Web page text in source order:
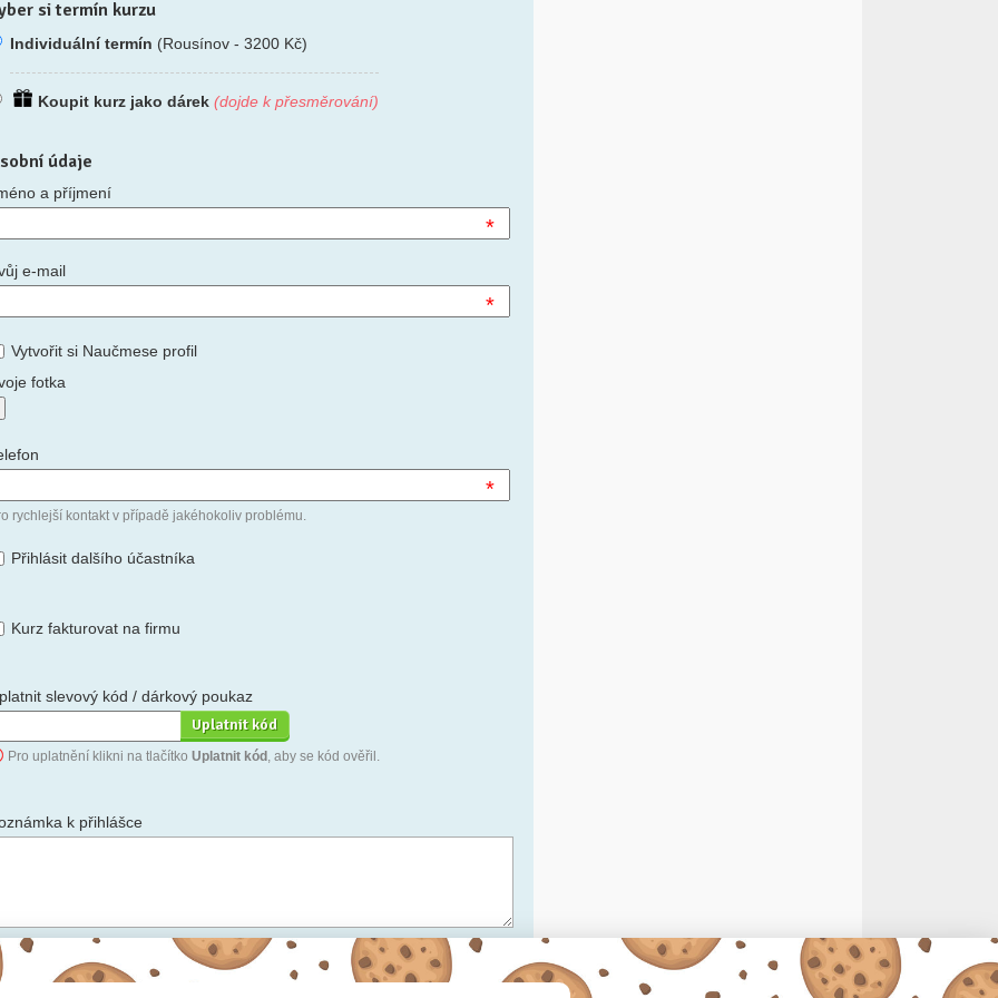
si termín kurzu
Individuální termín (Rousínov - 3200 Kč)
Koupit kurz jako dárek (dojde k přesměrování)
údaje
a příjmení
*
e-mail
*
Vytvořit si Naučmese profil
fotka
*
rychlejší kontakt v případě jakéhokoliv problému.
Přihlásit dalšího účastníka
Kurz fakturovat na firmu
slevový kód / dárkový poukaz
Pro uplatnění klikni na tlačítko Uplatnit kód , aby se kód ověřil.
k přihlášce
li se na cokoli zeptat, nebo ke své přihlášce poznamenat.
Anonymní profil– odesláním přihlášky se automaticky vytvoří tvůj